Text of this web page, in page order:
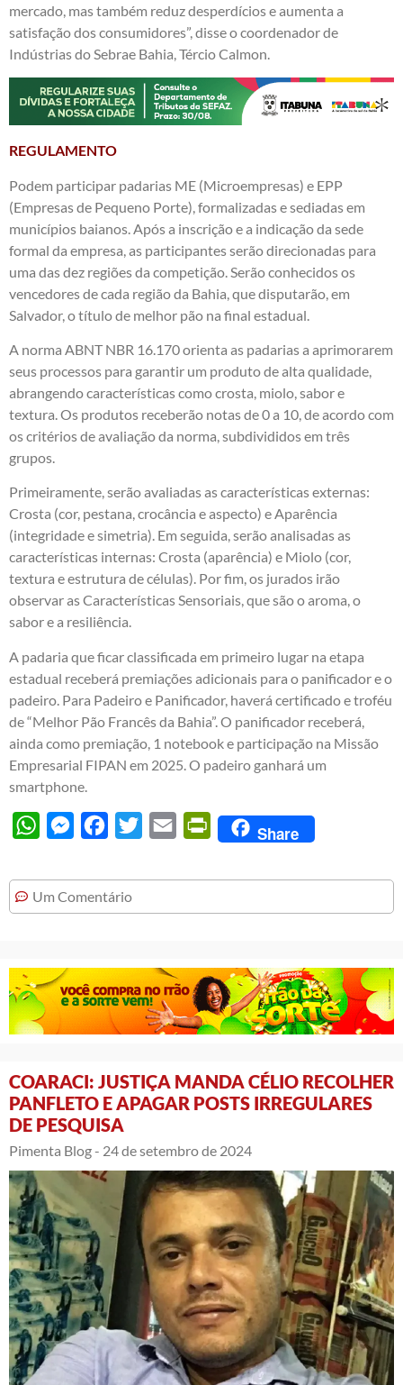
mercado, mas também reduz desperdícios e aumenta a
satisfação dos consumidores”, disse o coordenador de
Indústrias do Sebrae Bahia, Tércio Calmon.
REGULAMENTO
Podem participar padarias ME (Microempresas) e EPP
(Empresas de Pequeno Porte), formalizadas e sediadas em
municípios baianos. Após a inscrição e a indicação da sede
formal da empresa, as participantes serão direcionadas para
uma das dez regiões da competição. Serão conhecidos os
vencedores de cada região da Bahia, que disputarão, em
Salvador, o título de melhor pão na final estadual.
A norma ABNT NBR 16.170 orienta as padarias a aprimorarem
seus processos para garantir um produto de alta qualidade,
abrangendo características como crosta, miolo, sabor e
textura. Os produtos receberão notas de 0 a 10, de acordo com
os critérios de avaliação da norma, subdivididos em três
grupos.
Primeiramente, serão avaliadas as características externas:
Crosta (cor, pestana, crocância e aspecto) e Aparência
(integridade e simetria). Em seguida, serão analisadas as
características internas: Crosta (aparência) e Miolo (cor,
textura e estrutura de células). Por fim, os jurados irão
observar as Características Sensoriais, que são o aroma, o
sabor e a resiliência.
A padaria que ficar classificada em primeiro lugar na etapa
estadual receberá premiações adicionais para o panificador e o
padeiro. Para Padeiro e Panificador, haverá certificado e troféu
de “Melhor Pão Francês da Bahia”. O panificador receberá,
ainda como premiação, 1 notebook e participação na Missão
Empresarial FIPAN em 2025. O padeiro ganhará um
smartphone.
WhatsAppMessengerFacebook
Twitter Email PrintFriendly
Share
Um Comentário
COARACI: JUSTIÇA MANDA CÉLIO RECOLHER
PANFLETO E APAGAR POSTS IRREGULARES
DE PESQUISA
Pimenta Blog - 24 de setembro de 2024